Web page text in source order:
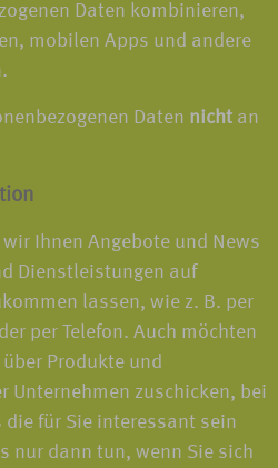
Daten kombinieren,
mobilen Apps und andere
Daten nicht an
Ihnen Angebote und News
Dienstleistungen auf
lassen, wie z. B. per
per Telefon. Auch möchten
Produkte und
Unternehmen zuschicken, bei
für Sie interessant sein
nur dann tun, wenn Sie sich